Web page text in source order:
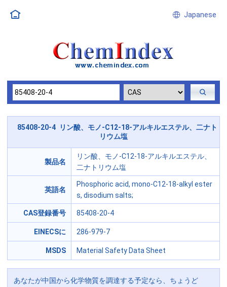
Japanese
85408-20-4 リン酸、モノ-C12-18-アルキルエステル、二ナト
リウム塩
製品名
リン酸、モノ-C12-18-アルキルエステル、
二ナトリウム塩
英語名
Phosphoric acid, mono-C12-18-alkyl ester
s, disodium salts;
CAS登録番号 85408-20-4
EINECSに 286-979-7
MSDS Material Safety Data Sheet
あなたが中国から化学物質を調達する予定なら、ちょうど